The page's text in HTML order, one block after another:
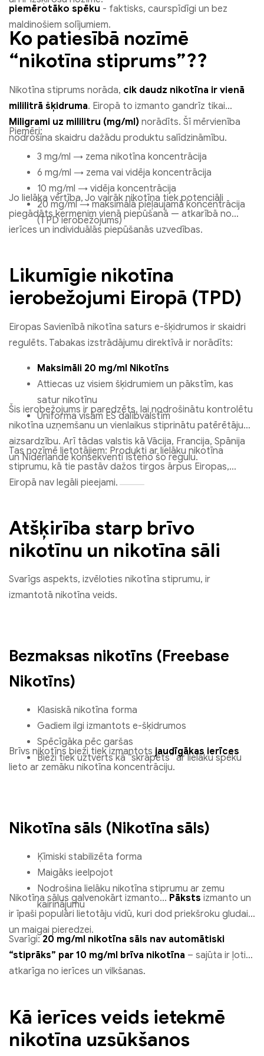
piemērotāko spēku - faktisks, caurspīdīgi un bez
maldinošiem solījumiem.
Ko patiesībā nozīmē
“nikotīna stiprums”??
Nikotīna stiprums norāda, cik daudz nikotīna ir vienā
mililitrā šķidruma. Eiropā to izmanto gandrīz tikai
Miligrami uz mililitru (mg/ml) norādīts. Šī mērvienība
nodrošina skaidru dažādu produktu salīdzināmību.
Piemēri:
3 mg/ml → zema nikotīna koncentrācija
6 mg/ml → zema vai vidēja koncentrācija
10 mg/ml → vidēja koncentrācija
20 mg/ml → maksimālā pieļaujamā koncentrācija
(TPD ierobežojums)
Jo lielāka vērtība, Jo vairāk nikotīna tiek potenciāli
piegādāts ķermenim vienā piepūšanā — atkarībā no
ierīces un individuālās piepūšanās uzvedības.
Likumīgie nikotīna
ierobežojumi Eiropā (TPD)
Eiropas Savienībā nikotīna saturs e-šķidrumos ir skaidri
regulēts. Tabakas izstrādājumu direktīvā ir norādīts:
Maksimāli 20 mg/ml Nikotīns
Attiecas uz visiem šķidrumiem un pākstīm, kas
satur nikotīnu
Uniforma visām ES dalībvalstīm
Šis ierobežojums ir paredzēts, lai nodrošinātu kontrolētu
nikotīna uzņemšanu un vienlaikus stiprinātu patērētāju
aizsardzību. Arī tādas valstis kā Vācija, Francija, Spānija
un Nīderlande konsekventi īsteno šo regulu.
Tas nozīmē lietotājiem: Produkti ar lielāku nikotīna
stiprumu, kā tie pastāv dažos tirgos ārpus Eiropas,
Eiropā nav legāli pieejami.
Atšķirība starp brīvo
nikotīnu un nikotīna sāli
Svarīgs aspekts, izvēloties nikotīna stiprumu, ir
izmantotā nikotīna veids.
Bezmaksas nikotīns (Freebase
Nikotīns)
Klasiskā nikotīna forma
Gadiem ilgi izmantots e-šķidrumos
Spēcīgāka pēc garšas
Bieži tiek uztverts kā “skrāpēts” ar lielāku spēku
Brīvs nikotīns bieži tiek izmantots jaudīgākas ierīces
lieto ar zemāku nikotīna koncentrāciju.
Nikotīna sāls (Nikotīna sāls)
Ķīmiski stabilizēta forma
Maigāks ieelpojot
Nodrošina lielāku nikotīna stiprumu ar zemu
kairinājumu
Nikotīna sāļus galvenokārt izmanto... Pāksts izmanto un
ir īpaši populāri lietotāju vidū, kuri dod priekšroku gludai
un maigai pieredzei.
Svarīgi:20 mg/ml nikotīna sāls nav automātiski
“stiprāks” par 10 mg/ml brīva nikotīna – sajūta ir ļoti
atkarīga no ierīces un vilkšanas.
Kā ierīces veids ietekmē
nikotīna uzsūkšanos